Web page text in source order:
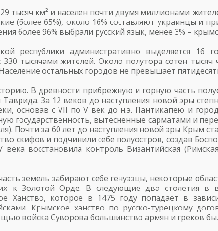
тысяч км² и населен почти двумя миллионами
(более 65%), около 16% составляют украинцы и
более 96% выбрали русский язык, менее 3% –
республики административно выделяется 16
тысячами жителей. Около полутора сотен
остальных городов не превышает
В древности прибрежную и горную часть
За 12 веков до наступления новой эры
основав с VII по V век до н.э. Пантикапею и
государственность, вытесненные сарматами и
Почти за 60 лет до наступления новой эры Крым
скифов и подчинили себе полуостров, создав
века восстановила контроль Византийская
земель забирают себе генуэзцы, некоторые
к Золотой Орде. В следующие два столетия в
Ханство, которое в 1475 году попадает в
Крымское ханство по русско-турецкому
войска Суворова большинство армян и греков